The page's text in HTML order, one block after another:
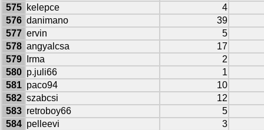
575
kelepce
4
576 danimano
39
577 ervin
5
578 angyalcsa
17
579
Irma
2
580 p.juli66
1
581 paco94
10
582 szabcsi
12
583 retroboy66
5
584 pelleevi
3